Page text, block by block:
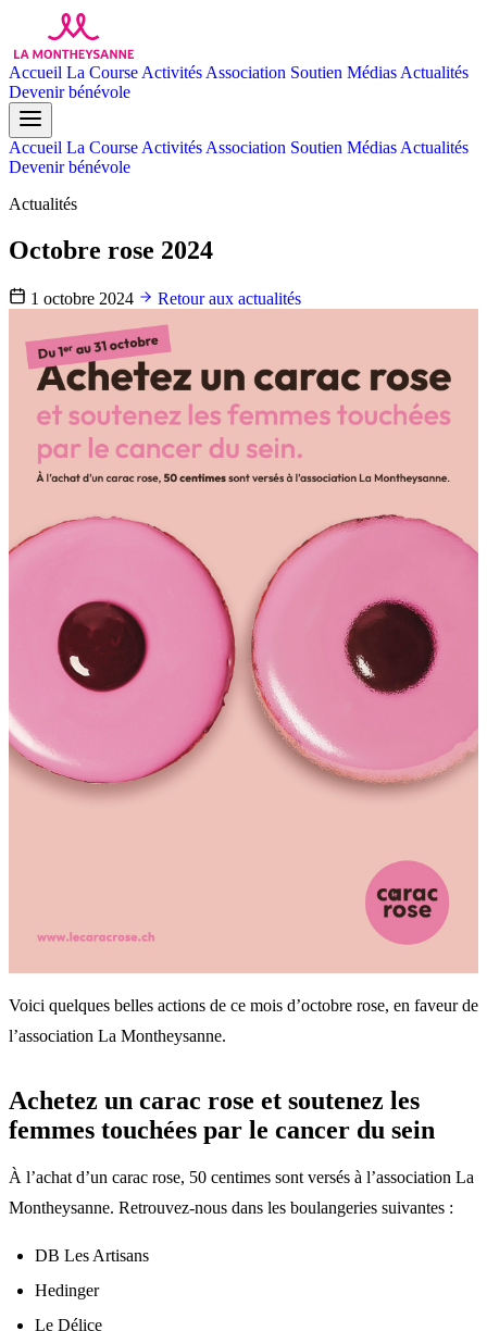
Accueil La Course Activités Association Soutien Médias Actualités
Devenir bénévole
Accueil La Course Activités Association Soutien Médias Actualités
Devenir bénévole
Actualités
Octobre rose 2024
1 octobre 2024 Retour aux actualités
Voici quelques belles actions de ce mois d’octobre rose, en faveur de
l’association La Montheysanne.
Achetez un carac rose et soutenez les
femmes touchées par le cancer du sein
À l’achat d’un carac rose, 50 centimes sont versés à l’association La
Montheysanne. Retrouvez-nous dans les boulangeries suivantes :
DB Les Artisans
Hedinger
Le Délice